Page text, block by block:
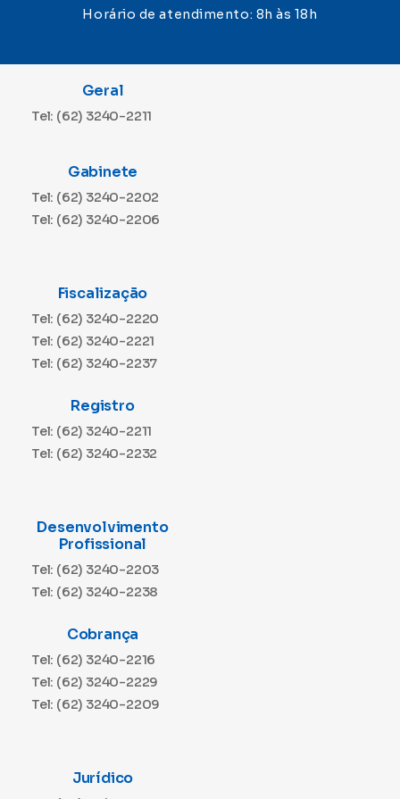
Horário de atendimento: 8h às 18h
Geral
Tel: (62) 3240-2211
Gabinete
Tel: (62) 3240-2202
Tel: (62) 3240-2206
Fiscalização
Tel: (62) 3240-2220
Tel: (62) 3240-2221
Tel: (62) 3240-2237
Registro
Tel: (62) 3240-2211
Tel: (62) 3240-2232
Desenvolvimento
Profissional
Tel: (62) 3240-2203
Tel: (62) 3240-2238
Cobrança
Tel: (62) 3240-2216
Tel: (62) 3240-2229
Tel: (62) 3240-2209
Jurídico